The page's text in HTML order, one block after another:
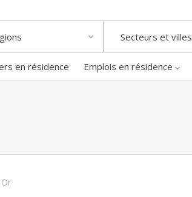
Secteurs et villes
en résidence Emplois en résidence